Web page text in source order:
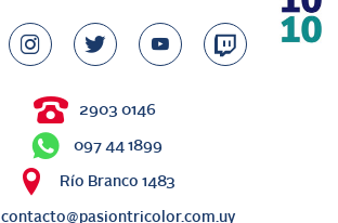
2903 0146
097 44 1899
Río Branco 1483
contacto@pasiontricolor.com.uy